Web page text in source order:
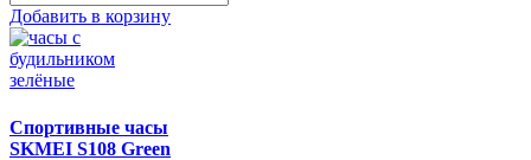
Добавить в корзину
Спортивные часы
SKMEI S108 Green